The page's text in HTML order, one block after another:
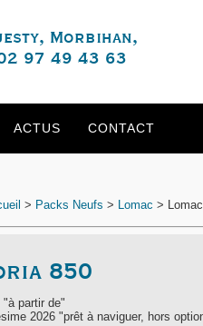
Morbihan,
97 49 43 63
ACTUS CONTACT
> Packs Neufs > Lomac >
850
partir de"
2026 "prêt à naviguer, hors